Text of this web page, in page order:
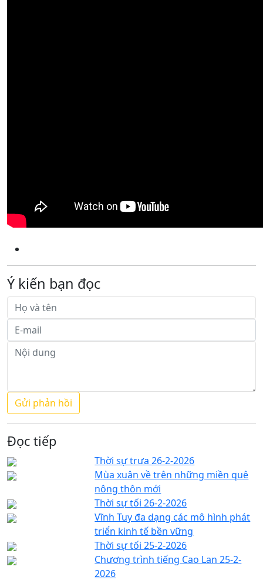
Ý kiến bạn đọc
Đọc tiếp
Thời sự trưa 26-2-2026
Mùa xuân về trên những miền quê
nông thôn mới
Thời sự tối 26-2-2026
Vĩnh Tuy đa dạng các mô hình phát
triển kinh tế bền vững
Thời sự tối 25-2-2026
Chương trình tiếng Cao Lan 25-2-
2026